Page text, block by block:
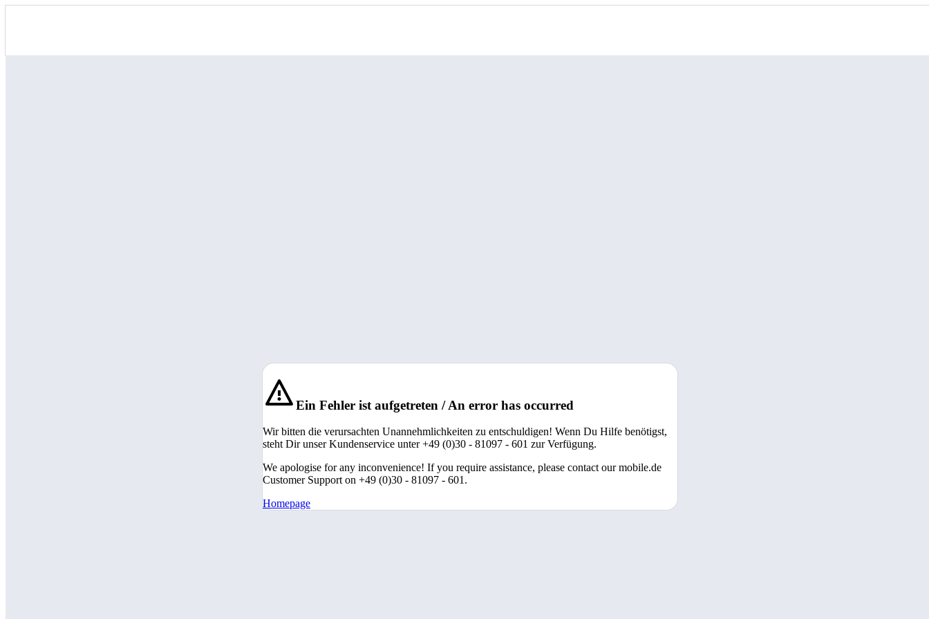
Ein Fehler ist aufgetreten / An error has occurred
Wir bitten die verursachten Unannehmlichkeiten zu entschuldigen! Wenn Du Hilfe benötigst,
steht Dir unser Kundenservice unter +49 (0)30 - 81097 - 601 zur Verfügung.
We apologise for any inconvenience! If you require assistance, please contact our mobile.de
Customer Support on +49 (0)30 - 81097 - 601.
Homepage